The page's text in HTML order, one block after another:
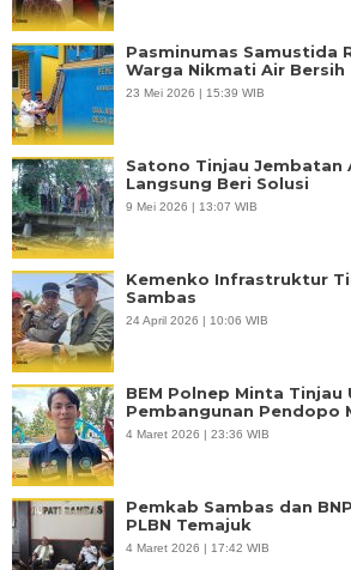
Pasminumas Samustida
Warga Nikmati Air Bersih
23 Mei 2026 | 15:39 WIB
Satono Tinjau Jembatan
Langsung Beri Solusi
9 Mei 2026 | 13:07 WIB
Kemenko Infrastruktur
Sambas
24 April 2026 | 10:06 WIB
BEM Polnep Minta Tinjau
Pembangunan Pendopo
4 Maret 2026 | 23:36 WIB
Pemkab Sambas dan
PLBN Temajuk
4 Maret 2026 | 17:42 WIB